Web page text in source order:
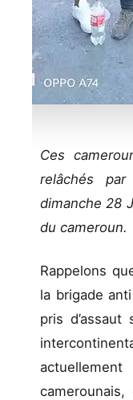
Ces
relâchés
dimanche 28
du cameroun.
Rappelons
la brigade
pris d’assaut